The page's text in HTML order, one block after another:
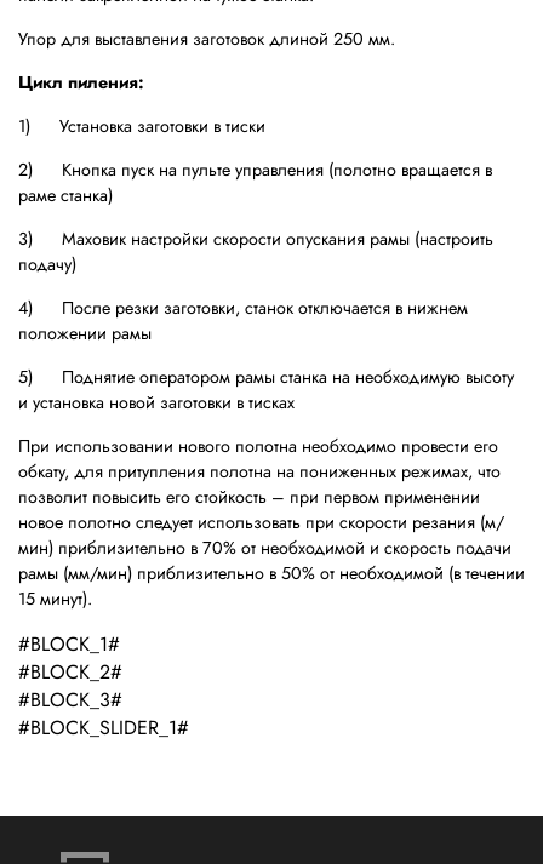
Упор для выставления заготовок длиной 250 мм.
Цикл пиления:
1) Установка заготовки в тиски
2) Кнопка пуск на пульте управления (полотно вращается в
раме станка)
3) Маховик настройки скорости опускания рамы (настроить
подачу)
4) После резки заготовки, станок отключается в нижнем
положении рамы
5) Поднятие оператором рамы станка на необходимую высоту
и установка новой заготовки в тисках
При использовании нового полотна необходимо провести его
обкату, для притупления полотна на пониженных режимах, что
позволит повысить его стойкость – при первом применении
новое полотно следует использовать при скорости резания (м/
мин) приблизительно в 70% от необходимой и скорость подачи
рамы (мм/мин) приблизительно в 50% от необходимой (в течении
15 минут).
#BLOCK_1#
#BLOCK_2#
#BLOCK_3#
#BLOCK_SLIDER_1#